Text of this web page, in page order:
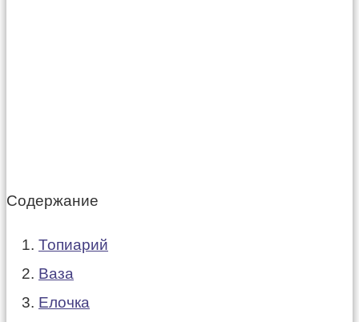
Содержание
Топиарий
Ваза
Елочка